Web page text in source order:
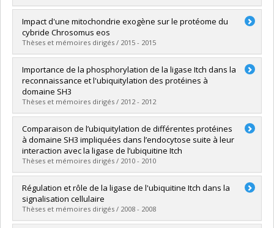
Graduate :Deremiens, Léo
Cycle :Doctoral
Grade :Ph. D.
Lien vers le document dans Papyrus
Impact d'une mitochondrie exogène sur le protéome du
cybride Chrosomus eos
Thèses et mémoires dirigés / 2015 - 2015
Graduate : Schwartz, Logan
Cycle :Master's
Grade :M. Sc.
Lien vers le document dans Papyrus
Importance de la phosphorylation de la ligase Itch dans la
reconnaissance et l'ubiquitylation des protéines à
domaine SH3
Thèses et mémoires dirigés / 2012 - 2012
Graduate :Forget, Rachel
Cycle :Master's
Grade :M. Sc.
Lien vers le document dans Papyrus
Comparaison de l’ubiquitylation de différentes protéines
à domaine SH3 impliquées dans l’endocytose suite à leur
interaction avec la ligase de l’ubiquitine Itch
Thèses et mémoires dirigés / 2010 - 2010
Graduate :Desrochers, Guillaume
Cycle :Master's
Grade :M. Sc.
Lien vers le document dans Papyrus
Régulation et rôle de la ligase de l'ubiquitine Itch dans la
signalisation cellulaire
Thèses et mémoires dirigés / 2008 - 2008